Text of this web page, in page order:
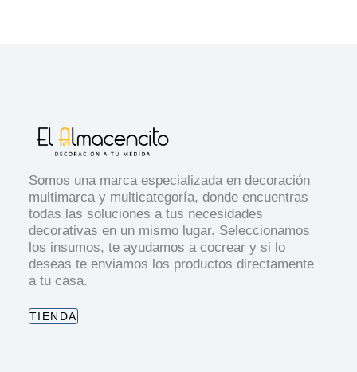
Somos una marca especializada en decoración
multimarca y multicategoría, donde encuentras
todas las soluciones a tus necesidades
decorativas en un mismo lugar. Seleccionamos
los insumos, te ayudamos a cocrear y si lo
deseas te enviamos los productos directamente
a tu casa.
TIENDA